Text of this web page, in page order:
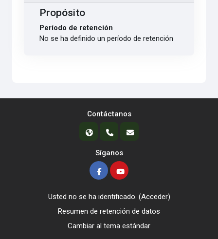
Propósito
Período de retención
No se ha definido un período de retención
Contáctanos
Síganos
Usted no se ha identificado. (Acceder)
Resumen de retención de datos
Cambiar al tema estándar